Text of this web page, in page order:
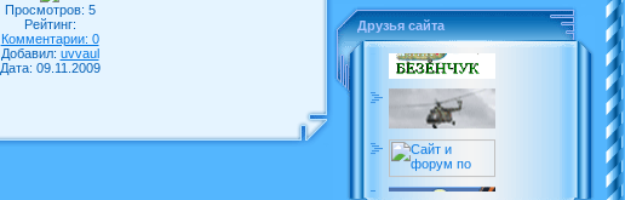
Просмотров: 5
Рейтинг:
Комментарии: 0
Добавил: uvvaul
Дата: 09.11.2009
Друзья сайта